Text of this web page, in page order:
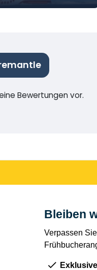
Bewertungen vor.
Bleiben
Verpassen